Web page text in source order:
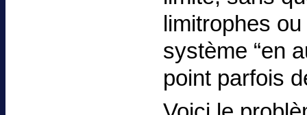
limitrophes
système “en
point parfois